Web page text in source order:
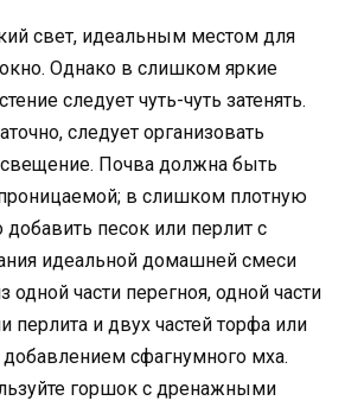
свет, идеальным местом для
Однако в слишком яркие
следует чуть-чуть затенять.
следует организовать
Почва должна быть
в слишком плотную
песок или перлит с
идеальной домашней смеси
одной части перегноя, одной части
перлита и двух частей торфа или
сфагнумного мха.
горшок с дренажными